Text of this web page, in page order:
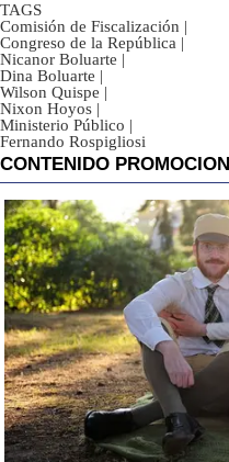
TAGS
Comisión de Fiscalización |
Congreso de la República |
Nicanor Boluarte |
Dina Boluarte |
Wilson Quispe |
Nixon Hoyos |
Ministerio Público |
Fernando Rospigliosi